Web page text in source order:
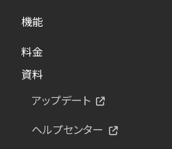
機能
料金
資料
アップデート
ヘルプセンター